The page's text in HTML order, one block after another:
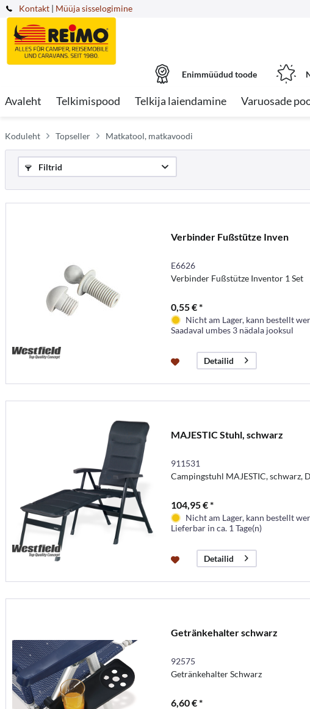
Kontakt | Müüja sisselogimine
Enimmüüdud toode
Avaleht Telkimispood Telkija laiendamine Varuosade
Koduleht Topseller Matkatool, matkavoodi
Filtrid
Verbinder Fußstütze Inven
E6626
Verbinder Fußstütze Inventor 1 Set
0,55 € *
Nicht am Lager, kann bestellt
Saadaval umbes 3 nädala jooksul
Detailid
MAJESTIC Stuhl, schwarz
911531
Campingstuhl MAJESTIC, schwarz,
104,95 € *
Nicht am Lager, kann bestellt
Lieferbar in ca. 1 Tage(n)
Detailid
Getränkehalter schwarz
92575
Getränkehalter Schwarz
6,60 € *